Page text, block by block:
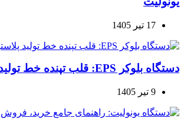
17 تیر 1405
دستگاه بلوکر EPS: قلب تپنده خط تولید پلاستوفوم
9 تیر 1405